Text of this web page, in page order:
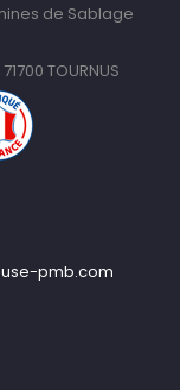
de Sablage
TOURNUS
pmb.com